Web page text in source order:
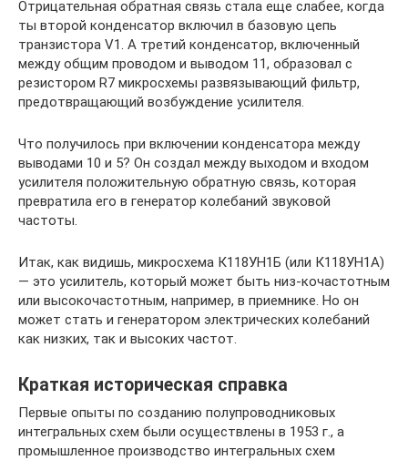
Отрицательная обратная связь стала еще слабее, когда
ты второй конденсатор включил в базовую цепь
транзистора V1. А третий конденсатор, включенный
между общим проводом и выводом 11, образовал с
резистором R7 микросхемы развязывающий фильтр,
предотвращающий возбуждение усилителя.
Что получилось при включении конденсатора между
выводами 10 и 5? Он создал между выходом и входом
усилителя положительную обратную связь, которая
превратила его в генератор колебаний звуковой
частоты.
Итак, как видишь, микросхема К118УН1Б (или К118УН1А)
— это усилитель, который может быть низ-кочастотным
или высокочастотным, например, в приемнике. Но он
может стать и генератором электрических колебаний
как низких, так и высоких частот.
Краткая историческая справка
Первые опыты по созданию полупроводниковых
интегральных схем были осуществлены в 1953 г., а
промышленное производство интегральных схем